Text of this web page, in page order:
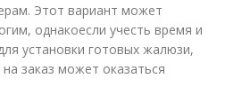
Этот вариант может
однакоесли учесть время и
установки готовых жалюзи,
заказ может оказаться